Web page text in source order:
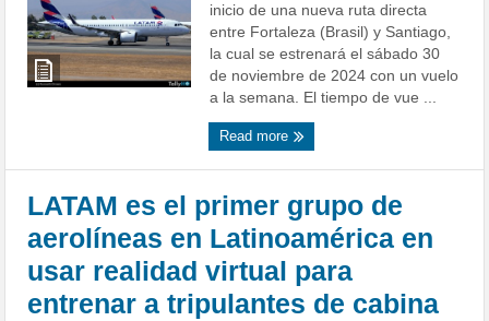
inicio de una nueva ruta directa
entre Fortaleza (Brasil) y Santiago,
la cual se estrenará el sábado 30
de noviembre de 2024 con un vuelo
a la semana. El tiempo de vue ...
Read more
LATAM es el primer grupo de
aerolíneas en Latinoamérica en
usar realidad virtual para
entrenar a tripulantes de cabina